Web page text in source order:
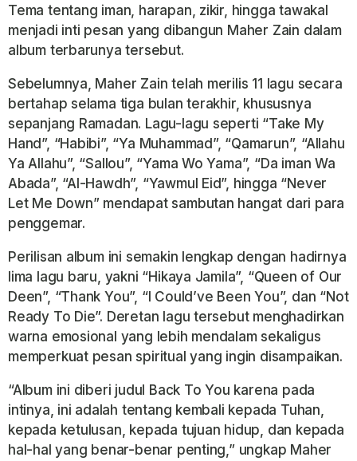
Tema tentang iman, harapan, zikir, hingga tawakal
menjadi inti pesan yang dibangun Maher Zain dalam
album terbarunya tersebut.
Sebelumnya, Maher Zain telah merilis 11 lagu secara
bertahap selama tiga bulan terakhir, khususnya
sepanjang Ramadan. Lagu-lagu seperti “Take My
Hand”, “Habibi”, “Ya Muhammad”, “Qamarun”, “Allahu
Ya Allahu”, “Sallou”, “Yama Wo Yama”, “Da iman Wa
Abada”, “Al-Hawdh”, “Yawmul Eid”, hingga “Never
Let Me Down” mendapat sambutan hangat dari para
penggemar.
Perilisan album ini semakin lengkap dengan hadirnya
lima lagu baru, yakni “Hikaya Jamila”, “Queen of Our
Deen”, “Thank You”, “I Could’ve Been You”, dan “Not
Ready To Die”. Deretan lagu tersebut menghadirkan
warna emosional yang lebih mendalam sekaligus
memperkuat pesan spiritual yang ingin disampaikan.
“Album ini diberi judul Back To You karena pada
intinya, ini adalah tentang kembali kepada Tuhan,
kepada ketulusan, kepada tujuan hidup, dan kepada
hal-hal yang benar-benar penting,” ungkap Maher